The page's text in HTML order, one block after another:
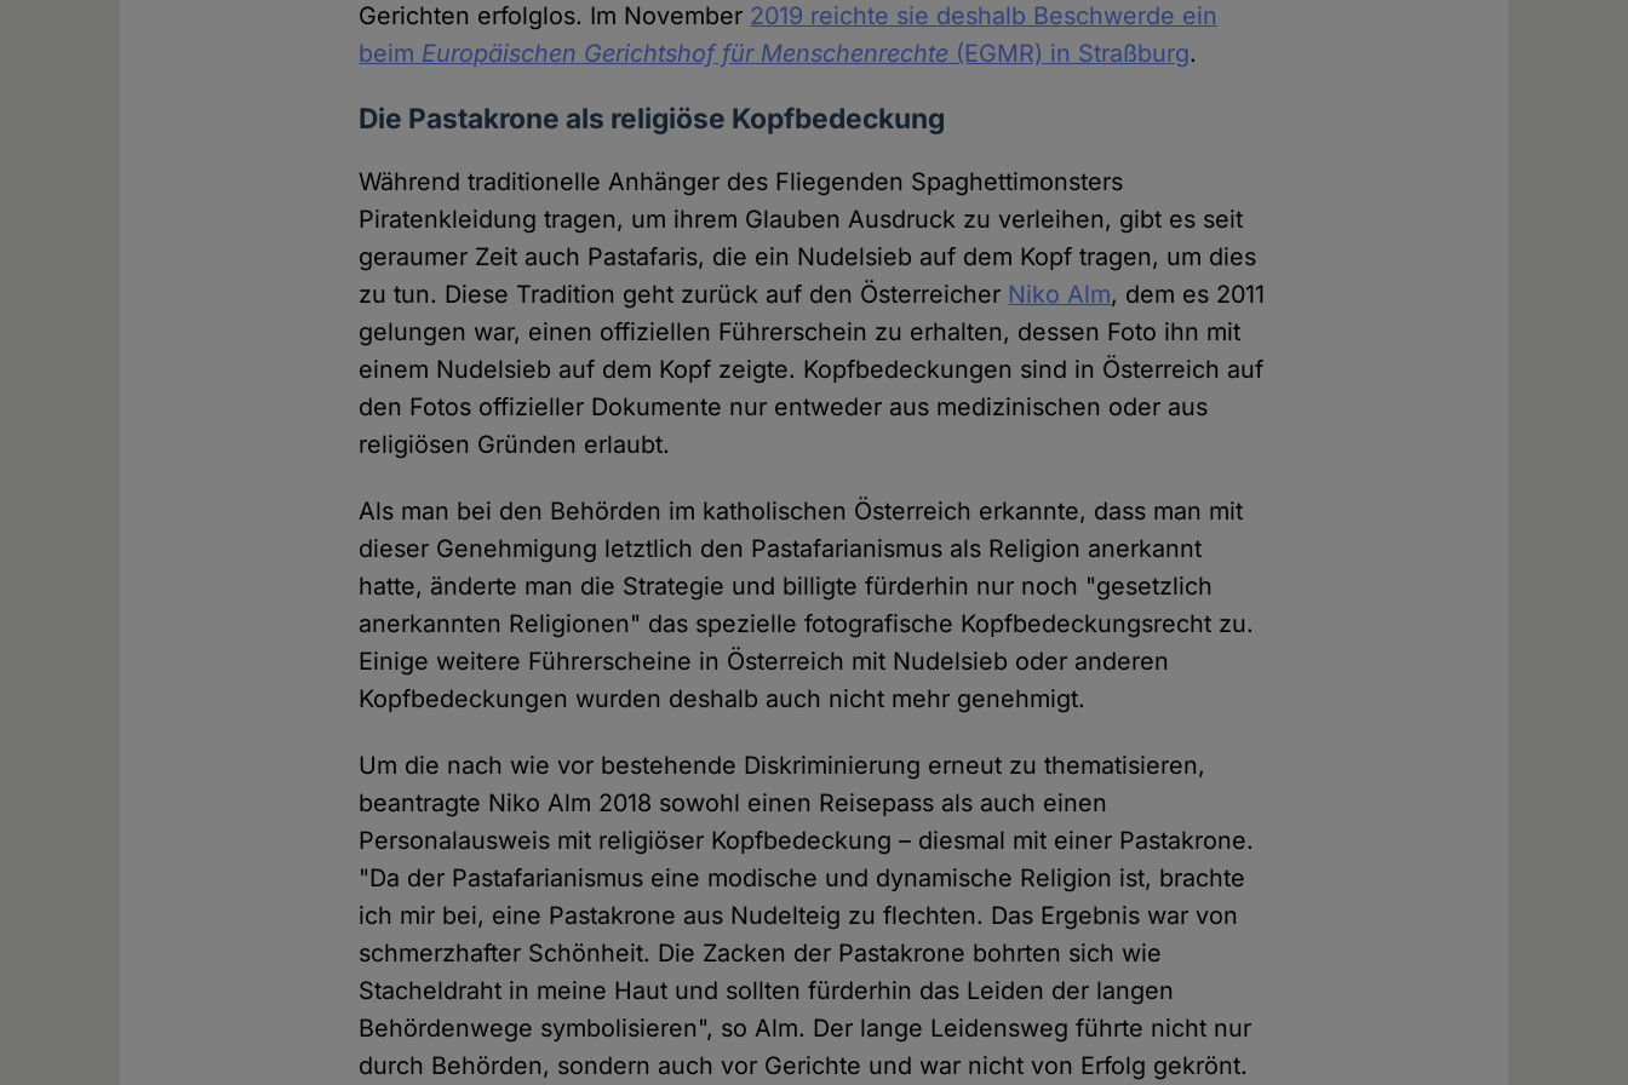
Gerichten erfolglos. Im November 2019 reichte sie deshalb Beschwerde ein
beim Europäischen Gerichtshof für Menschenrechte (EGMR) in Straßburg.
Die Pastakrone als religiöse Kopfbedeckung
Während traditionelle Anhänger des Fliegenden Spaghettimonsters
Piratenkleidung tragen, um ihrem Glauben Ausdruck zu verleihen, gibt es seit
geraumer Zeit auch Pastafaris, die ein Nudelsieb auf dem Kopf tragen, um dies
zu tun. Diese Tradition geht zurück auf den Österreicher Niko Alm, dem es 2011
gelungen war, einen offiziellen Führerschein zu erhalten, dessen Foto ihn mit
einem Nudelsieb auf dem Kopf zeigte. Kopfbedeckungen sind in Österreich auf
den Fotos offizieller Dokumente nur entweder aus medizinischen oder aus
religiösen Gründen erlaubt.
Als man bei den Behörden im katholischen Österreich erkannte, dass man mit
dieser Genehmigung letztlich den Pastafarianismus als Religion anerkannt
hatte, änderte man die Strategie und billigte fürderhin nur noch "gesetzlich
anerkannten Religionen" das spezielle fotografische Kopfbedeckungsrecht zu.
Einige weitere Führerscheine in Österreich mit Nudelsieb oder anderen
Kopfbedeckungen wurden deshalb auch nicht mehr genehmigt.
Um die nach wie vor bestehende Diskriminierung erneut zu thematisieren,
beantragte Niko Alm 2018 sowohl einen Reisepass als auch einen
Personalausweis mit religiöser Kopfbedeckung – diesmal mit einer Pastakrone.
"Da der Pastafarianismus eine modische und dynamische Religion ist, brachte
ich mir bei, eine Pastakrone aus Nudelteig zu flechten. Das Ergebnis war von
schmerzhafter Schönheit. Die Zacken der Pastakrone bohrten sich wie
Stacheldraht in meine Haut und sollten fürderhin das Leiden der langen
Behördenwege symbolisieren", so Alm. Der lange Leidensweg führte nicht nur
durch Behörden, sondern auch vor Gerichte und war nicht von Erfolg gekrönt.